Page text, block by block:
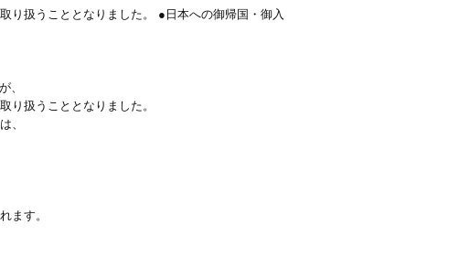
り扱うこととなりました。 ●日本への御帰国・御入
、
扱うこととなりました。
、
ます。